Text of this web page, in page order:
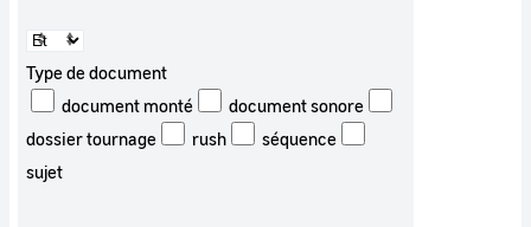
Type de document
document monté
document sonore
dossier tournage
rush
séquence
sujet